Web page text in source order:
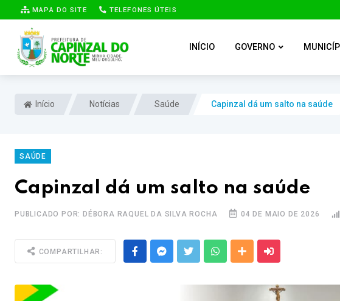
MAPA DO SITE TELEFONES ÚTEIS
INÍCIO GOVERNO
Início Notícias Saúde Capinzal dá um salto na saúde
SAÚDE
Capinzal dá um salto na saúde
PUBLICADO POR: DÉBORA RAQUEL DA SILVA ROCHA 04 DE MAIO DE 2026
COMPARTILHAR: FacebookMessenger
Twitter WhatsappOutras Mídias